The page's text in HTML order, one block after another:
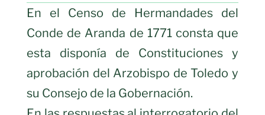
En el Censo de Hermandades del
Conde de Aranda de 1771 consta que
esta disponía de Constituciones y
aprobación del Arzobispo de Toledo y
su Consejo de la Gobernación.